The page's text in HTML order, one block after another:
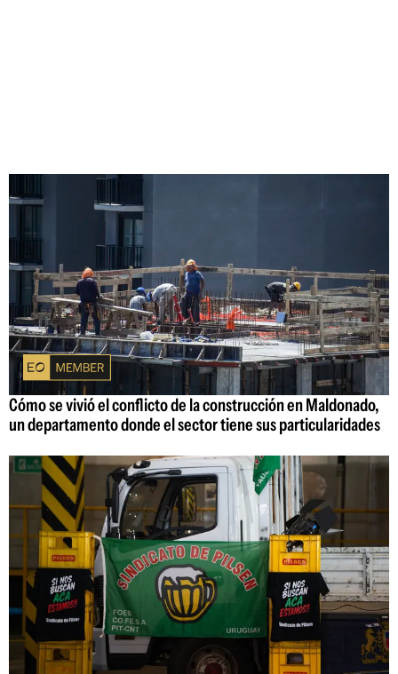
Cómo se vivió el conflicto de la construcción en Maldonado,
un departamento donde el sector tiene sus particularidades